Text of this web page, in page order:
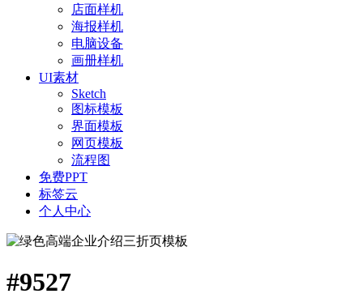
店面样机
海报样机
电脑设备
画册样机
UI素材
Sketch
图标模板
界面模板
网页模板
流程图
免费PPT
标签云
个人中心
#9527